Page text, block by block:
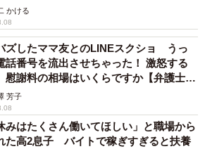
かける
ズしたママ友とのLINEスクショ うっ
話番号を流出させちゃった！ 激怒する
謝料の相場はいくらですか【弁護士が
芳子
みはたくさん働いてほしい」と職場から
た高2息子 バイトで稼ぎすぎると扶養